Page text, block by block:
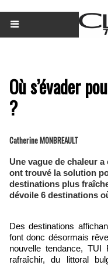
Où s’évader
?
Catherine MONBREAULT
Une vague de chaleur
ont trouvé la solution
destinations plus
dévoile 6 destinations
Des destinations affichant des températures entre 26 et 29°C
font donc désormais
nouvelle tendance,
rafraîchir, du littoral